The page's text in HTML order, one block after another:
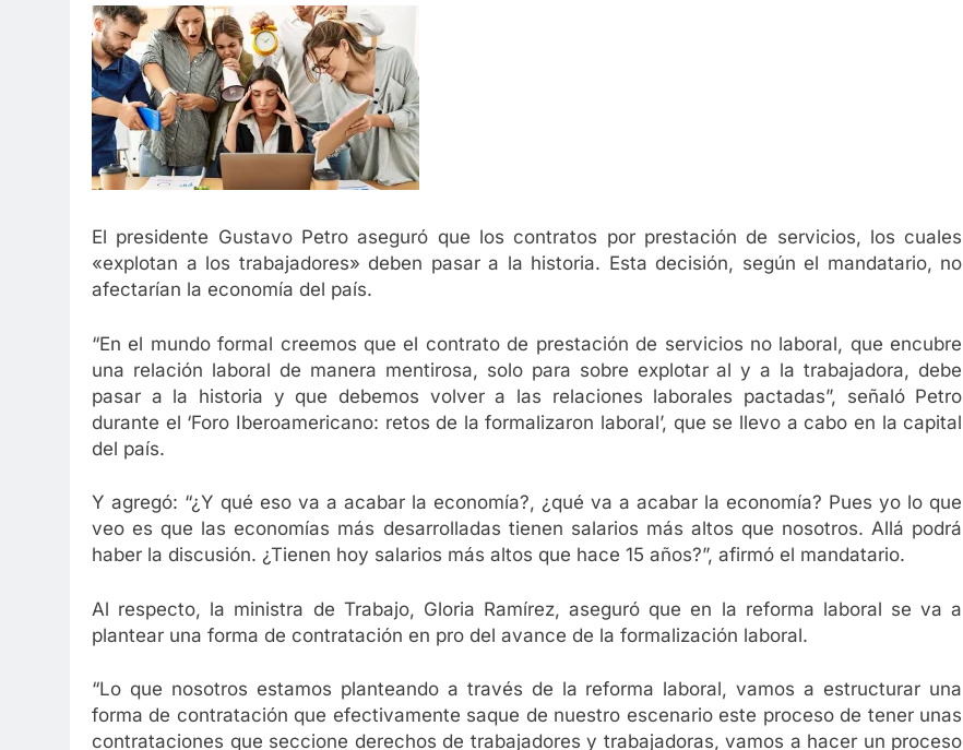
1 Año Atrás
Celebrando a Alex Sandoval: Un aliado incansable en la salud y la amistad
1 Año Atrás
El presidente Gustavo Petro aseguró que los contratos por prestación de servicios, los cuales
«explotan a los trabajadores» deben pasar a la historia. Esta decisión, según el mandatario, no
afectarían la economía del país.
“En el mundo formal creemos que el contrato de prestación de servicios no laboral, que encubre
una relación laboral de manera mentirosa, solo para sobre explotar al y a la trabajadora, debe
pasar a la historia y que debemos volver a las relaciones laborales pactadas”, señaló Petro
durante el ‘Foro Iberoamericano: retos de la formalizaron laboral’, que se llevo a cabo en la capital
del país.
Y agregó: “¿Y qué eso va a acabar la economía?, ¿qué va a acabar la economía? Pues yo lo que
veo es que las economías más desarrolladas tienen salarios más altos que nosotros. Allá podrá
haber la discusión. ¿Tienen hoy salarios más altos que hace 15 años?”, afirmó el mandatario.
Al respecto, la ministra de Trabajo, Gloria Ramírez, aseguró que en la reforma laboral se va a
plantear una forma de contratación en pro del avance de la formalización laboral.
“Lo que nosotros estamos planteando a través de la reforma laboral, vamos a estructurar una
forma de contratación que efectivamente saque de nuestro escenario este proceso de tener unas
contrataciones que seccione derechos de trabajadores y trabajadoras, vamos a hacer un proceso